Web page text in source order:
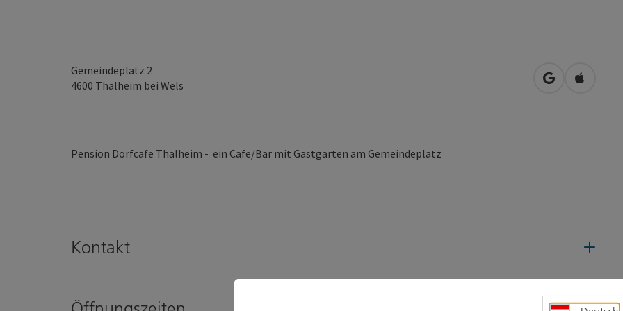
Gemeindeplatz 2
4600 Thalheim bei Wels in Googlein Apple
Pension Dorfcafe Thalheim - ein Cafe/Bar mit Gastgarten am Gemeindeplatz
Kontakt